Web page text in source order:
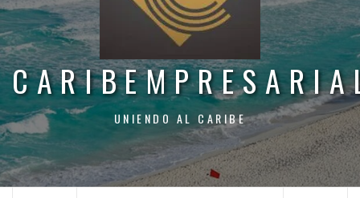
UNIENDO AL CARIBE